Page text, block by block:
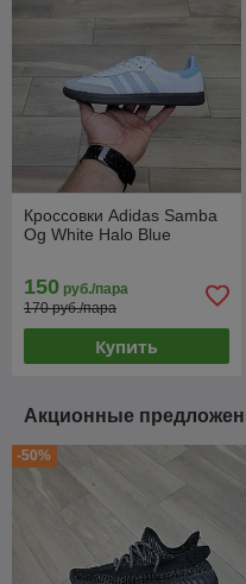
Кроссовки Adidas Samba
Og White Halo Blue
150 руб./пара
170 руб./пара
Купить
Акционные
-50%